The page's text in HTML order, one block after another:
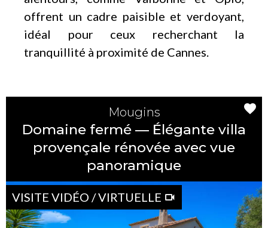
offrent un cadre paisible et verdoyant,
idéal pour ceux recherchant la
tranquillité à proximité de Cannes.
Mougins
Domaine fermé — Élégante villa
provençale rénovée avec vue
panoramique
VISITE VIDÉO / VIRTUELLE